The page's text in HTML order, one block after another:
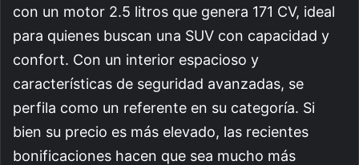
con un motor 2.5 litros que genera 171 CV, ideal
para quienes buscan una SUV con capacidad y
confort. Con un interior espacioso y
características de seguridad avanzadas, se
perfila como un referente en su categoría. Si
bien su precio es más elevado, las recientes
bonificaciones hacen que sea mucho más